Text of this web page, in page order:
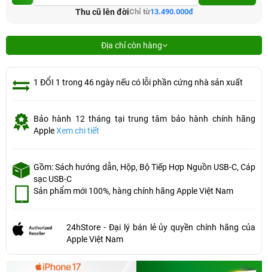
Thu cũ lên đờiChỉ từ13.490.000đ
Địa chỉ còn hàng
1 ĐỔI 1 trong 46 ngày nếu có lỗi phần cứng nhà sản xuất
Bảo hành 12 tháng tại trung tâm bảo hành chính hãng
AppleXem chi tiết
Gồm: Sách hướng dẫn, Hộp, Bộ Tiếp Hợp Nguồn USB-C, Cáp
sạc USB-C
Sản phẩm mới 100%, hàng chính hãng Apple Việt Nam
24hStore - Đại lý bán lẻ ủy quyền chính hãng của
Apple Việt Nam